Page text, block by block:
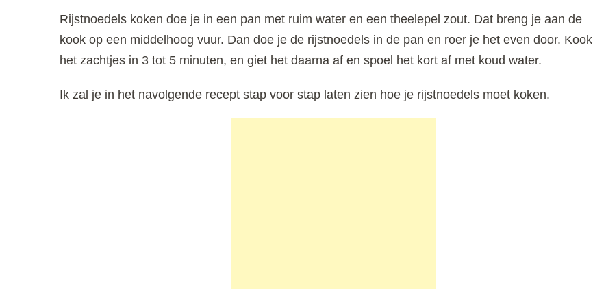
Rijstnoedels koken doe je in een pan met ruim water en een theelepel zout. Dat breng je aan de
kook op een middelhoog vuur. Dan doe je de rijstnoedels in de pan en roer je het even door. Kook
het zachtjes in 3 tot 5 minuten, en giet het daarna af en spoel het kort af met koud water.
Ik zal je in het navolgende recept stap voor stap laten zien hoe je rijstnoedels moet koken.